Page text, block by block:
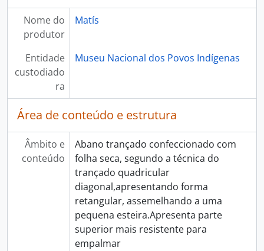
Nome do
produtor
Matís
Entidade
custodiado
ra
Museu Nacional dos Povos Indígenas
Área de conteúdo e estrutura
Âmbito e
conteúdo
Abano trançado confeccionado com
folha seca, segundo a técnica do
trançado quadricular
diagonal,apresentando forma
retangular, assemelhando a uma
pequena esteira.Apresenta parte
superior mais resistente para
empalmar